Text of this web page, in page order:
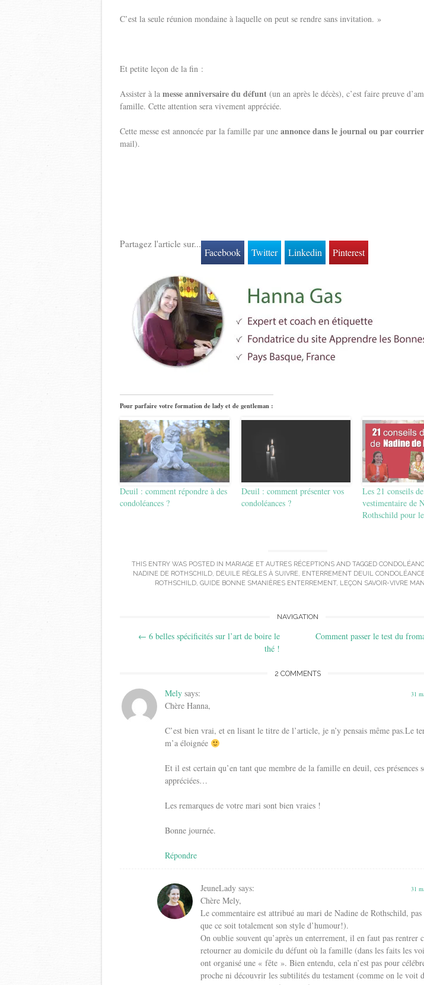
C’est la seule réunion mondaine à laquelle on peut se rendre sans invitation. »
Et petite leçon de la fin :
Assister à la messe anniversaire du défunt (un an après le décès), c’est faire preuve
famille. Cette attention sera vivement appréciée.
Cette messe est annoncée par la famille par une annonce dans le journal ou par courrier
mail).
Partagez l'article sur...
Facebook Twitter Linkedin Pinterest
Pour parfaire votre formation de lady et de gentleman :
Deuil : comment répondre à des
condoléances ?
Deuil : comment présenter vos
condoléances ?
Les 21 conseils
vestimentaire de
Rothschild pour
THIS ENTRY WAS POSTED IN MARIAGE ET AUTRES RÉCEPTIONS AND TAGGED
NADINE DE ROTHSCHILD, DEUILE RÈGLES À SUIVRE, ENTERREMENT DEUIL
ROTHSCHILD, GUIDE BONNE SMANIÈRES ENTERREMENT, LEÇON SAVOIR-VIVRE
navigation
NAVIGATION
← 6 belles spécificités sur l’art de boire le
thé !
Comment passer le test du
2 COMMENTS
Mely says: 31
Chère Hanna,
C’est bien vrai, et en lisant le titre de l’article, je n’y pensais même pas.Le
m’a éloignée
Et il est certain qu’en tant que membre de la famille en deuil, ces présences
appréciées…
Les remarques de votre mari sont bien vraies !
Bonne journée.
Répondre
JeuneLady says: 31
Chère Mely,
Le commentaire est attribué au mari de Nadine de Rothschild,
que ce soit totalement son style d’humour!).
On oublie souvent qu’après un enterrement, il en faut pas rentrer
retourner au domicile du défunt où la famille (dans les faits les
ont organisé une « fête ». Bien entendu, cela n’est pas pour
proche ni découvrir les subtilités du testament (comme on le voit